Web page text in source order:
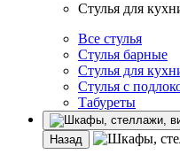
Стулья для
Все стулья
Стулья барные
Стулья для
Стулья с
Табуреты
Назад